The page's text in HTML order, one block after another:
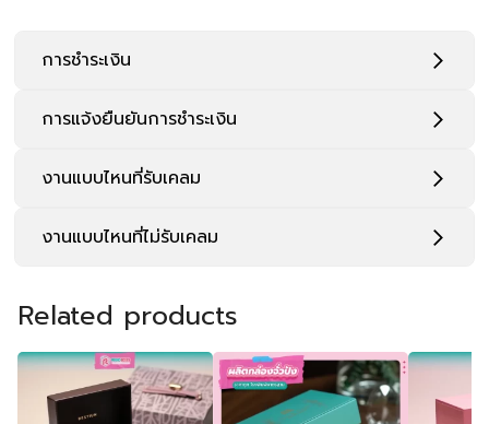
การชำระเงิน
การแจ้งยืนยันการชำระเงิน
งานแบบไหนที่รับเคลม
งานแบบไหนที่ไม่รับเคลม
Related products